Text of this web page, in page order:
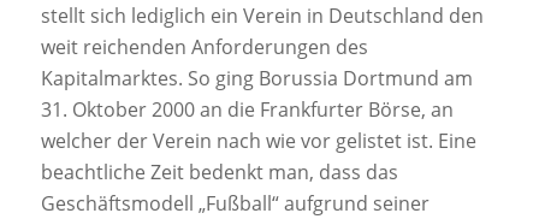
stellt sich lediglich ein Verein in Deutschland den
weit reichenden Anforderungen des
Kapitalmarktes. So ging Borussia Dortmund am
31. Oktober 2000 an die Frankfurter Börse, an
welcher der Verein nach wie vor gelistet ist. Eine
beachtliche Zeit bedenkt man, dass das
Geschäftsmodell „Fußball“ aufgrund seiner